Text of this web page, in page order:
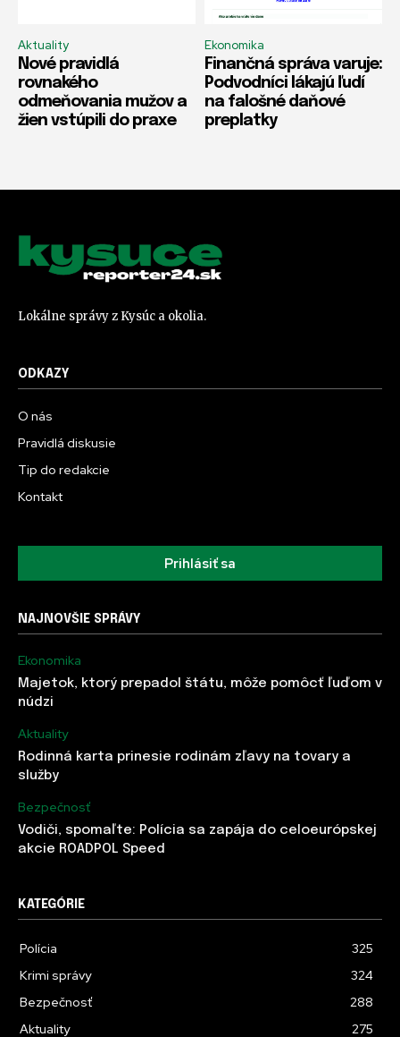
Aktuality
Nové pravidlá
rovnakého
odmeňovania mužov a
žien vstúpili do praxe
Ekonomika
Finančná správa varuje:
Podvodníci lákajú ľudí
na falošné daňové
preplatky
Lokálne správy z Kysúc a okolia.
ODKAZY
O nás
Pravidlá diskusie
Tip do redakcie
Kontakt
Prihlásiť sa
NAJNOVŠIE SPRÁVY
Ekonomika
Majetok, ktorý prepadol štátu, môže pomôcť ľuďom v
núdzi
Aktuality
Rodinná karta prinesie rodinám zľavy na tovary a
služby
Bezpečnosť
Vodiči, spomaľte: Polícia sa zapája do celoeurópskej
akcie ROADPOL Speed
KATEGÓRIE
Polícia
325
Krimi správy
324
Bezpečnosť
288
Aktuality
275